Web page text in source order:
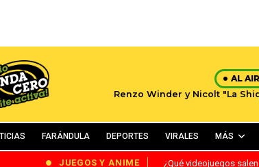
AL
Renzo Winder y Nicolt "La
FARÁNDULA DEPORTES VIRALES MÁS
JUEGOS Y ANIME ¿Qué videojuegos